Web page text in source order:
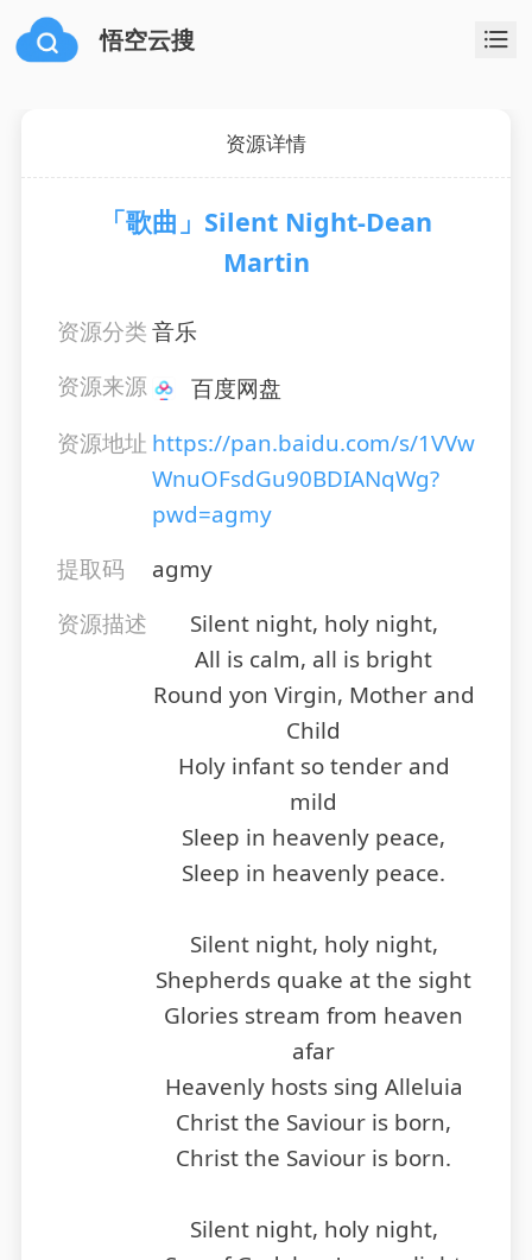
悟空云搜
资源详情
「歌曲」Silent Night-Dean
Martin
资源分类音乐
资源来源
百度网盘
资源地址 https://pan.baidu.com/s/1VVw
WnuOFsdGu90BDIANqWg?
pwd=agmy
提取码
agmy
资源描述
Silent night, holy night,
All is calm, all is bright
Round yon Virgin, Mother and
Child
Holy infant so tender and
mild
Sleep in heavenly peace,
Sleep in heavenly peace.
Silent night, holy night,
Shepherds quake at the sight
Glories stream from heaven
afar
Heavenly hosts sing Alleluia
Christ the Saviour is born,
Christ the Saviour is born.
Silent night, holy night,